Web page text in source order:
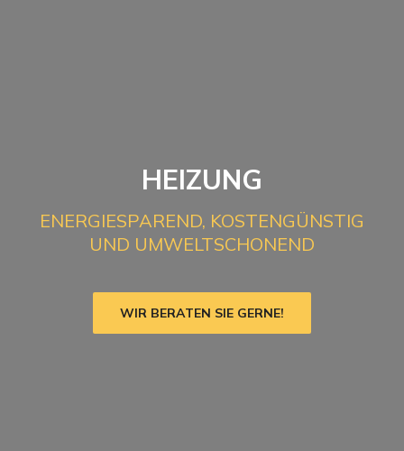
HEIZUNG
ENERGIESPAREND, KOSTENGÜNSTIG
UND UMWELTSCHONEND
WIR BERATEN SIE GERNE!